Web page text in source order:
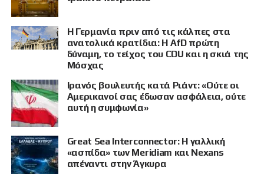
ΠΡΟΒΟΛΗ
Η Γερμανία πριν από τις κάλπες στα
ανατολικά κρατίδια: Η AfD πρώτη
δύναμη, το τείχος του CDU και η σκιά της
Μόσχας
Ιρανός βουλευτής κατά Ριάντ: «Ούτε οι
Αμερικανοί σας έδωσαν ασφάλεια, ούτε
αυτή η συμφωνία»
Great Sea Interconnector: Η γαλλική
«ασπίδα» των Meridiam και Nexans
απέναντι στην Άγκυρα